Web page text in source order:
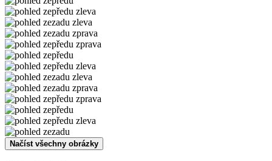
Načíst všechny obrázky